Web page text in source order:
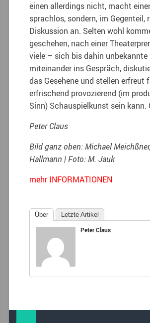
einen allerdings nicht, macht
sprachlos, sondern, im Gegenteil,
Diskussion an. Selten wohl
geschehen, nach einer
viele – sich bis dahin
miteinander ins Gespräch,
das Gesehene und stellen erfreut
erfrischend provozierend (im
Sinn) Schauspielkunst sein kann.
Peter Claus
Bild ganz oben: Michael
Hallmann | Foto: M. Jauk
mehr INFORMATIONEN
Über Letzte Artikel
Peter Claus